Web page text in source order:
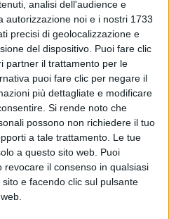
analisi dell'audience e
autorizzazione noi e i nostri 1733
precisi di geolocalizzazione e
del dispositivo. Puoi fare clic
partner il trattamento per le
puoi fare clic per negare il
più dettagliate e modificare
Si rende noto che
possono non richiedere il tuo
a tale trattamento. Le tue
a questo sito web. Puoi
il consenso in qualsiasi
e facendo clic sul pulsante
si possono portare a
al corpo, alla mente e